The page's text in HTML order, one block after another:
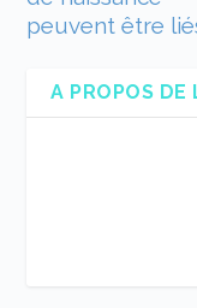
peuvent être
A PROPOS DE